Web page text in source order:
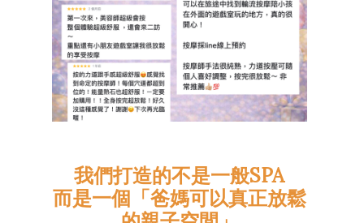
我們打造的不是一般SPA
而是一個「爸媽可以真正放鬆